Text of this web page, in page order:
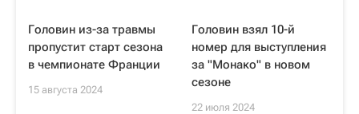
Головин из-за травмы
пропустит старт сезона
в чемпионате Франции
15 августа 2024
Головин взял 10-й
номер для выступления
за "Монако" в новом
сезоне
22 июля 2024